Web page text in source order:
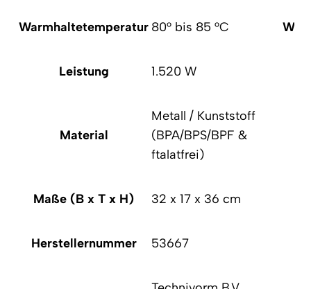
Warmhaltetemperatur 80° bis 85 °C
Leistung 1.520 W
Material
Metall / Kunststoff
(BPA/BPS/BPF &
ftalatfrei)
Maße (B x T x H) 32 x 17 x 36 cm
Herstellernummer 53667